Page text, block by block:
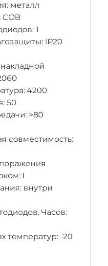
металл
COB
1
IP20
4200
50
>80
совместимость:
I
внутри
Часов:
температур: -20